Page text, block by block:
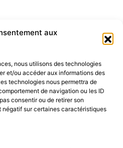
aux
nous utilisons des technologies
et/ou accéder aux informations des
technologies nous permettra de
de navigation ou les ID
consentir ou de retirer son
sur certaines caractéristiques